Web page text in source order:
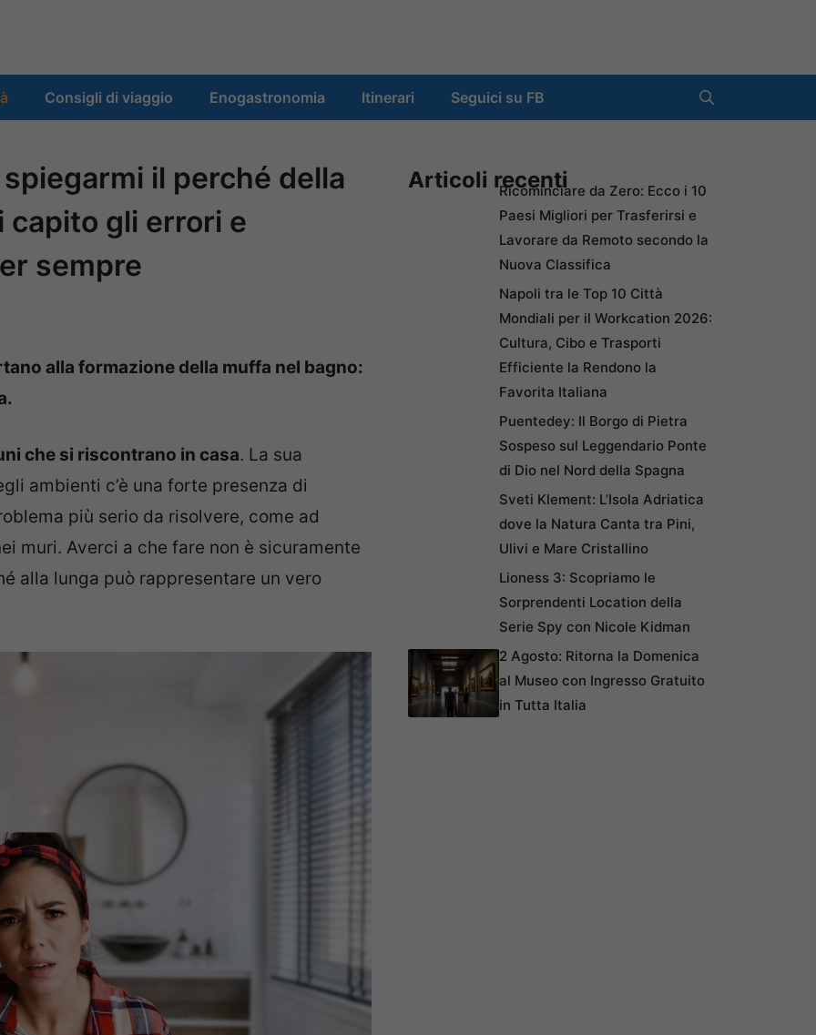
Consigli di viaggio Enogastronomia Itinerari Seguici su FB
il perché della
capito gli errori e
sempre
alla formazione della muffa nel bagno:
che si riscontrano in casa. La sua
ambienti c’è una forte presenza di
più serio da risolvere, come ad
muri. Averci a che fare non è sicuramente
alla lunga può rappresentare un vero
Articoli recentiRicominciare da Zero: Ecco i 10
Paesi Migliori per Trasferirsi e
Lavorare da Remoto secondo la
Nuova Classifica
Napoli tra le Top 10 Città
Mondiali per il Workcation 2026:
Cultura, Cibo e Trasporti
Efficiente la Rendono la
Favorita Italiana
Puentedey: Il Borgo di Pietra
Sospeso sul Leggendario Ponte
di Dio nel Nord della Spagna
Sveti Klement: L’Isola Adriatica
dove la Natura Canta tra Pini,
Ulivi e Mare Cristallino
Lioness 3: Scopriamo le
Sorprendenti Location della
Serie Spy con Nicole Kidman
2 Agosto: Ritorna la Domenica
al Museo con Ingresso Gratuito
in Tutta Italia